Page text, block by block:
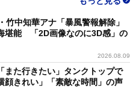
竹中知華アナ「暴風警報解除」
堪能 「2D画像なのに3D感」の
2026.08.09
また行きたい」タンクトップで
顔きれい」「素敵な時間」の声